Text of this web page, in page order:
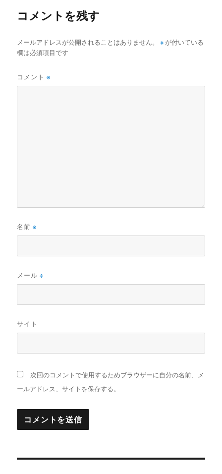
コメントを残す
メールアドレスが公開されることはありません。 ※ が付いている
欄は必須項目です
コメント※
名前※
メール※
サイト
次回のコメントで使用するためブラウザーに自分の名前、メ
ールアドレス、サイトを保存する。